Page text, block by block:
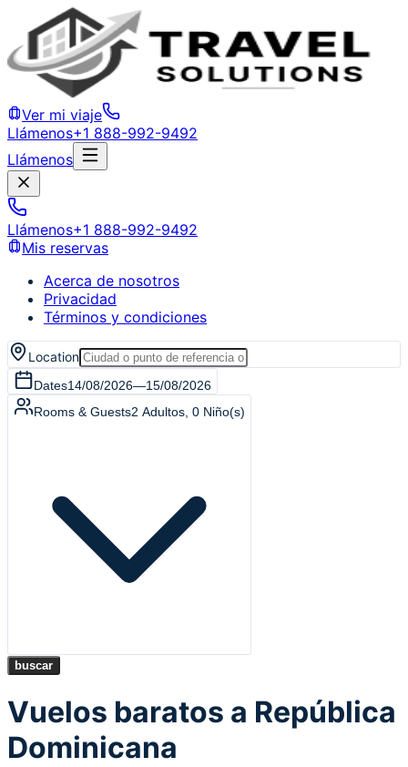
Ver mi viaje
Llámenos+1 888-992-9492
Llámenos
Llámenos+1 888-992-9492
Mis reservas
Acerca de nosotros
Privacidad
Términos y condiciones
Location
Dates14/08/2026—15/08/2026
Rooms & Guests2 Adultos 0 Niño(s)
buscar
Vuelos baratos a República
Dominicana